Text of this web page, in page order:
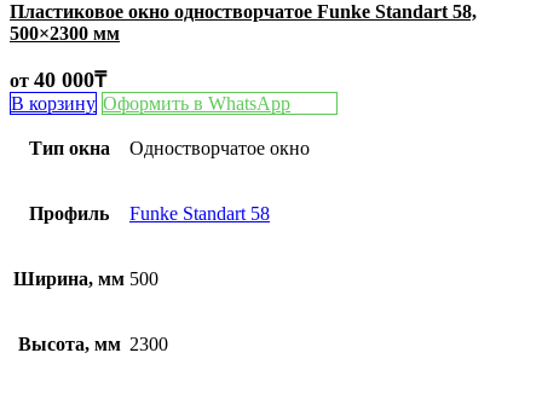
Пластиковое окно одностворчатое Funke Standart 58,
500×2300 мм
от 40 000₸
В корзину Оформить в WhatsApp
Тип окна Одностворчатое окно
Профиль Funke Standart 58
Ширина, мм 500
Высота, мм 2300